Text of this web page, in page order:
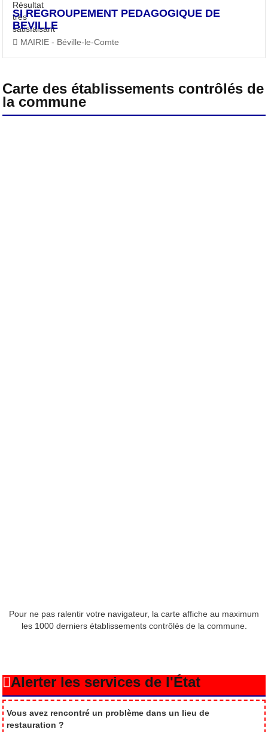
SI REGROUPEMENT PEDAGOGIQUE DE
BEVILLE
MAIRIE - Béville-le-Comte
Carte des établissements contrôlés de
la commune
Pour ne pas ralentir votre navigateur, la carte affiche au maximum
les 1000 derniers établissements contrôlés de la commune.
Alerter les services de l'État
Vous avez rencontré un problème dans un lieu de
restauration ?